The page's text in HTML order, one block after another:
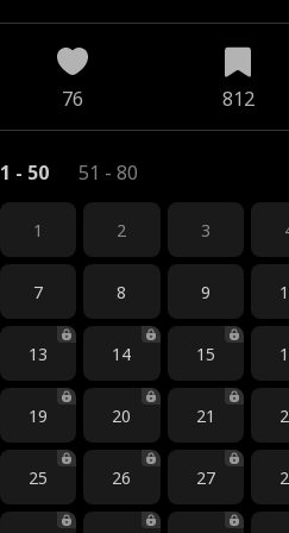
76 812
1 - 50 51 - 80
1 2 3
7 8 9
13 14 15
19 20 21
25 26 27